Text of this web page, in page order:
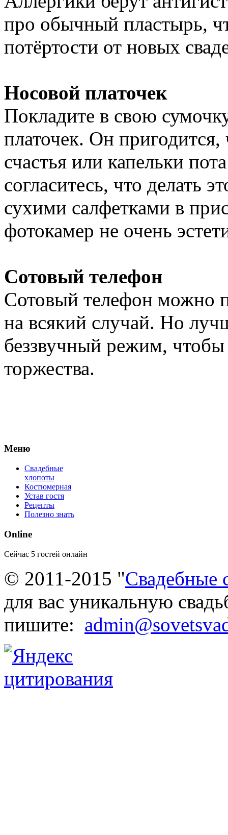
про обычный пластырь,
потёртости от новых
Носовой платочек
Покладите в свою
платочек. Он
счастья или капельки
согласитесь, что делать
сухими салфетками в
фотокамер не очень
Сотовый телефон
Сотовый телефон можно
на всякий случай. Но
беззвучный режим, чтобы
торжества.
Меню
Свадебные
хлопоты
Костюмерная
Устав гостя
Рецепты
Полезно знать
Online
Сейчас 5 гостей онлайн
© 2011-2015 "Свадебные
для вас уникальную
пишите: